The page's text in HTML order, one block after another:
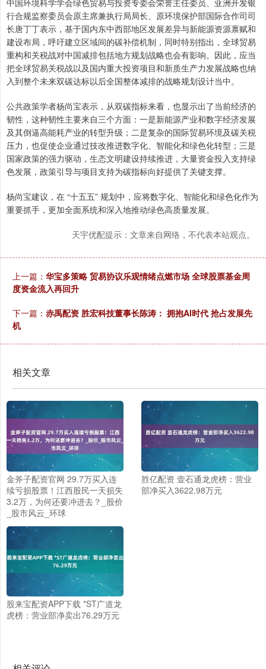
中国环境科学学会绿色贸易与投资专委会荣誉主任委员、亚洲开发银
行合规监察委员会原主席兼执行局局长、原环境保护部国际合作司司
长唐丁丁表示，基于国内东中西部地区发展差异与新能源资源禀赋和
建设布局，呼吁建立区域间的碳补偿机制，同时特别指出，全球贸易
重构和关税战对中国减排包括地方规划战略也会有影响。因此，应当
把全球贸易关税战以及国内重大投资项目和新质生产力发展战略也纳
入到整个未来双碳达标以后全国整体减排的战略规划设计当中。
公共政策学者杨尚宝表示，从双碳指标来看，也显示出了当前经济的
韧性，这种韧性主要来自三个方面：一是新能源产业和数字经济发展
及其倒逼高能耗产业的转型升级；二是复杂的国际贸易环境及碳关税
压力，也促使企业通过技改推进数字化、智能化和绿色化转型；三是
国家政策的强力驱动，生态文明建设持续推进，大量资金投入支持绿
色发展，政策引导与项目支持为碳指标向好提供了关键支撑。
杨尚宝建议，在 “十五五” 规划中，应将数字化、智能化和绿色化作为
重要抓手，更加全面系统和深入地推动绿色高质量发展。
天宇优配提示：文章来自网络，不代表本站观点。
上一篇： 华宝多策略 贸易协议乐观情绪点燃市场 全球股票基金周
度资金流入再回升
下一篇： 赤禹配资 胜宏科技董事长陈涛： 拥抱AI时代 抢占发展先
机
相关文章
金斧子配资官网 29.7万买入连
续亏损股票！江西股民一天损失
3.2万，为何还要冲进去？_股价
_股市风云_环球
胜亿配资 壹石通龙虎榜：营业
部净买入3622.98万元
股来宝配资APP下载 *ST广道龙
虎榜：营业部净卖出76.29万元